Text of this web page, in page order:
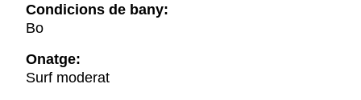
Condicions de bany:
Bo
Onatge:
Surf moderat